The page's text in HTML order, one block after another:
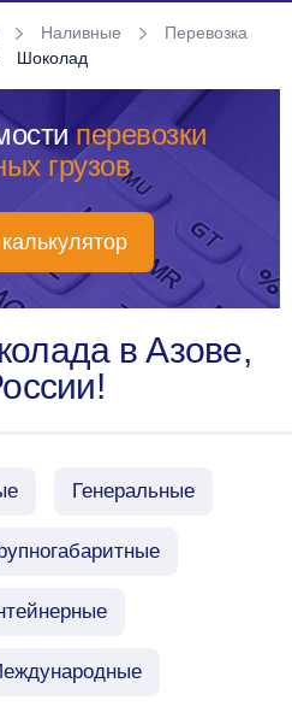
Наливные
Перевозка
Шоколад
перевозки
грузов
в Азове,
Генеральные